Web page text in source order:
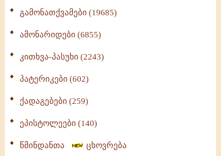
გამონათქვამები (19685)
ამონარიდები (6855)
კითხვა-პასუხი (2243)
პატერიკები (602)
ქადაგებები (259)
ეპისტოლეები (140)
წმინდანთა ცხოვრება